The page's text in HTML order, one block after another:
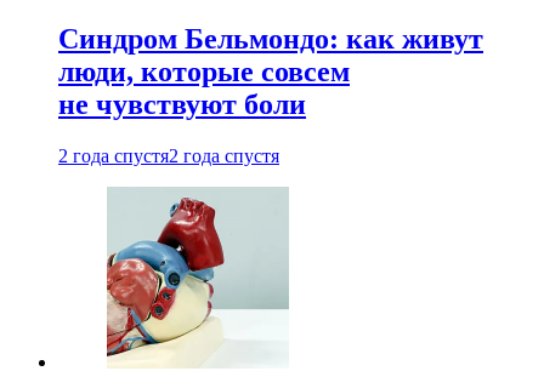
Синдром Бельмондо: как живут
люди, которые совсем
не чувствуют боли
2 года спустя2 года спустя